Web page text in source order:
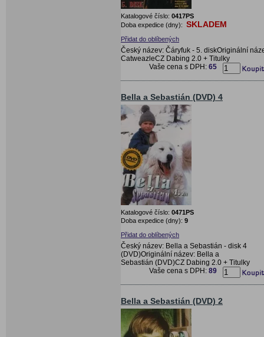
Katalogové číslo: 0417PS
Doba expedice (dny): SKLADEM
Přidat do oblíbených
Český název: Čáryfuk - 5. diskOriginální
CatweazleCZ Dabing 2.0 + Titulky
Vaše cena s DPH: 65
Bella a Sebastián (DVD) 4
Katalogové číslo: 0471PS
Doba expedice (dny): 9
Přidat do oblíbených
Český název: Bella a Sebastián - disk 4
(DVD)Originální název: Bella a
Sebastián (DVD)CZ Dabing 2.0 + Titulky
Vaše cena s DPH: 89
Bella a Sebastián (DVD) 2